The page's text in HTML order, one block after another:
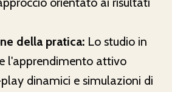
della pratica: Lo studio in
l'apprendimento attivo
dinamici e simulazioni di